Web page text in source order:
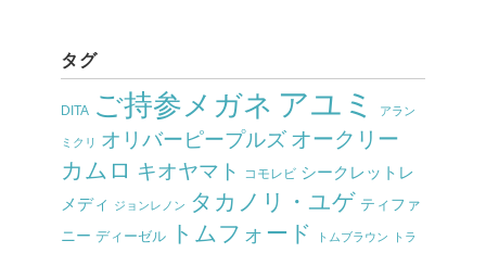
タグ
DITA ご持参メガネ アユミ アラン
ミクリ オリバーピープルズ オークリー
カムロ キオヤマト コモレビ シークレットレ
メディ
ジョンレノン タカノリ・ユゲ ティファ
ニー ディーゼル トムフォード トムブラウン トラ